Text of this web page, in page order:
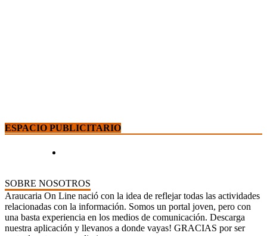
ESPACIO PUBLICITARIO
SOBRE NOSOTROS
Araucaria On Line nació con la idea de reflejar todas las actividades
relacionadas con la información. Somos un portal joven, pero con
una basta experiencia en los medios de comunicación. Descarga
nuestra aplicación y llevanos a donde vayas! GRACIAS por ser